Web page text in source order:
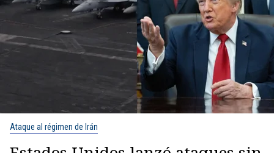
Ataque al régimen de Irán